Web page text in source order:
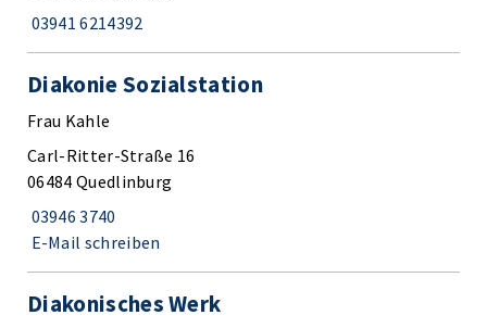
03941 6214392
Diakonie Sozialstation
Frau Kahle
Carl-Ritter-Straße 16
06484 Quedlinburg
03946 3740
E-Mail schreiben
Diakonisches Werk